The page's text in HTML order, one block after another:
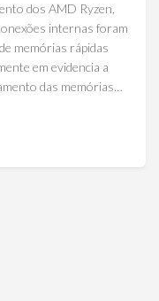
dos AMD Ryzen,
internas foram
memórias rápidas
em evidencia a
das memórias…